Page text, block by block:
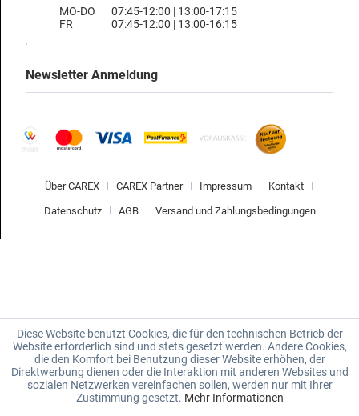
MO-DO
FR
07:45-12:00 | 13:00-17:15
07:45-12:00 | 13:00-16:15
Newsletter Anmeldung
Über CAREX CAREX Partner Impressum Kontakt
Datenschutz AGB Versand und Zahlungsbedingungen
Diese Website benutzt Cookies, die für den technischen Betrieb der
Website erforderlich sind und stets gesetzt werden. Andere Cookies,
die den Komfort bei Benutzung dieser Website erhöhen, der
Direktwerbung dienen oder die Interaktion mit anderen Websites und
sozialen Netzwerken vereinfachen sollen, werden nur mit Ihrer
Zustimmung gesetzt. Mehr Informationen